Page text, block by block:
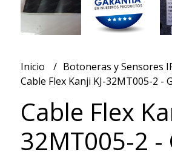
Inicio
Botoneras y Sensores
Cable Flex Kanji KJ-32MT005-2 -
Cable Flex
32MT005-2 -